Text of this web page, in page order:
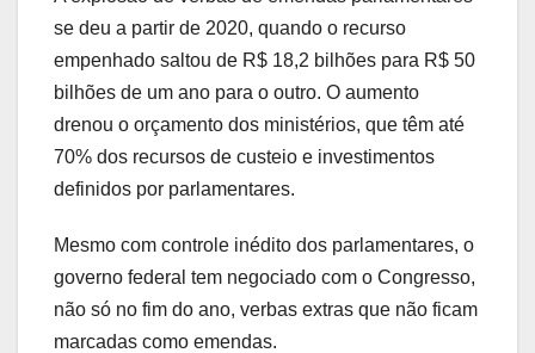
se deu a partir de 2020, quando o recurso
empenhado saltou de R$ 18,2 bilhões para R$ 50
bilhões de um ano para o outro. O aumento
drenou o orçamento dos ministérios, que têm até
70% dos recursos de custeio e investimentos
definidos por parlamentares.
Mesmo com controle inédito dos parlamentares, o
governo federal tem negociado com o Congresso,
não só no fim do ano, verbas extras que não ficam
marcadas como emendas.